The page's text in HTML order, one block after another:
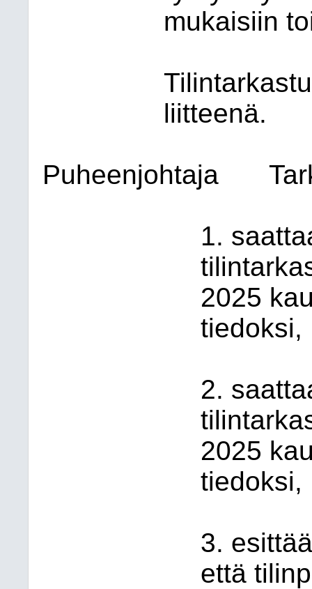
mukaisiin
liitteenä.
Puheenjohtaja
1.
2025
tiedoksi,
2.
2025
tiedoksi,
3.
että